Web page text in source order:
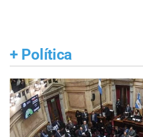
+ Política